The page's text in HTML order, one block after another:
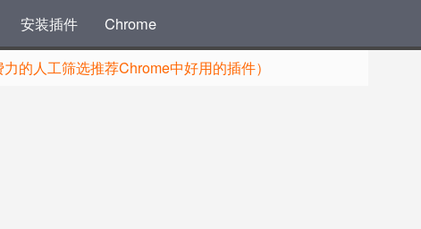
安装插件 Chrome
的人工筛选推荐Chrome中好用的插件）